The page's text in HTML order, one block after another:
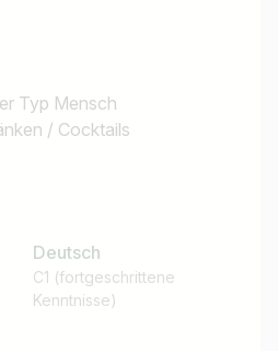
Typ Mensch
/ Cocktails
Deutsch
C1 (fortgeschrittene
Kenntnisse)